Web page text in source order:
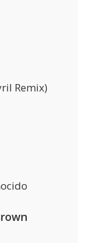
Remix)